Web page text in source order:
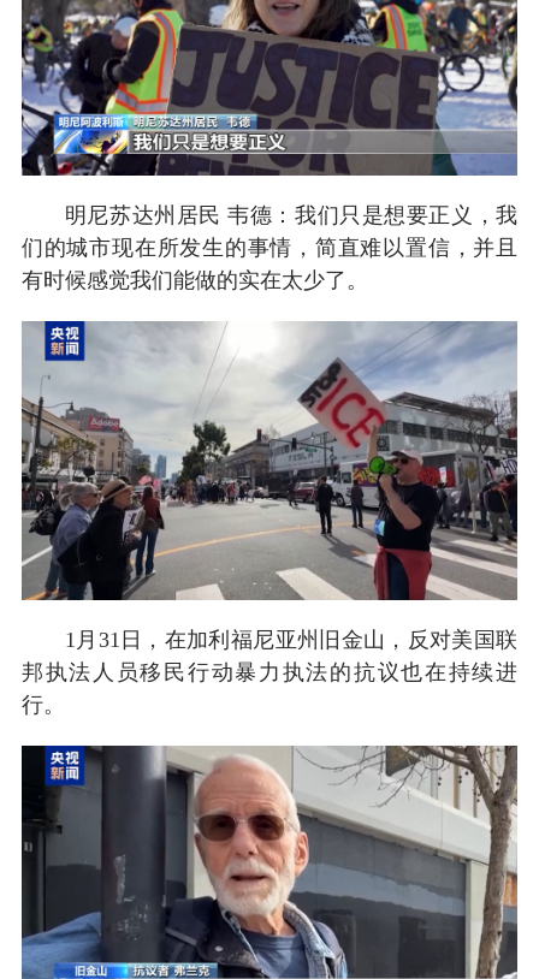
明尼苏达州居民 韦德：我们只是想要正义，我
们的城市现在所发生的事情，简直难以置信，并且
有时候感觉我们能做的实在太少了。
1月31日，在加利福尼亚州旧金山，反对美国联
邦执法人员移民行动暴力执法的抗议也在持续进
行。